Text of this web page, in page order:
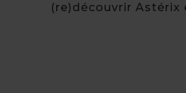
(re)découvrir Astérix